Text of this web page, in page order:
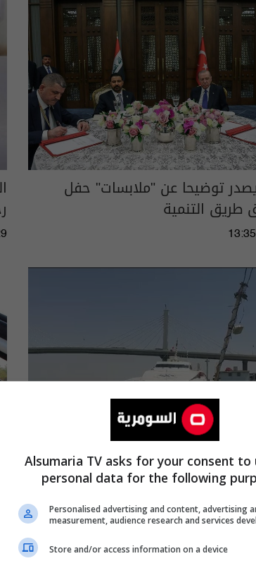
يصدر توضيحا عن "ملابسات" حفل
طريق التنمية
إيران.. البصرة تستقبل أول دفعة
عبارات مائية
Alsumaria TV asks for your consent to
personal data for the following
Personalised advertising and content, advertising
measurement, audience research and services
Store and/or access information on a device